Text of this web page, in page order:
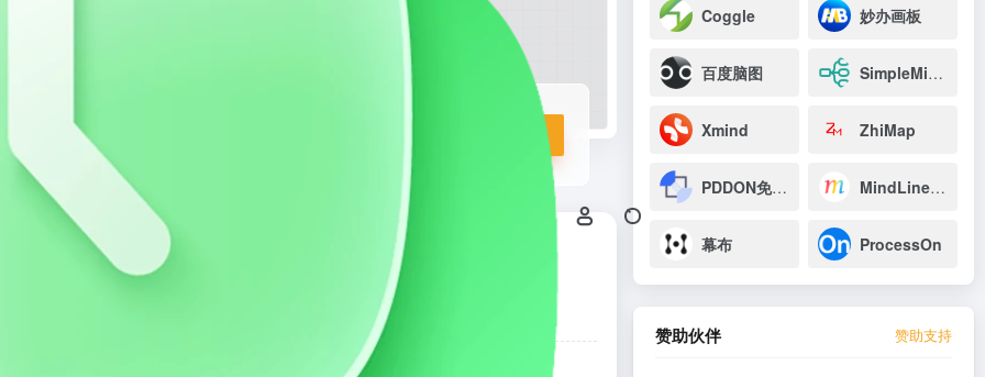
Coggle 妙办画板
百度脑图 SimpleMindMap
Xmind ZhiMap
PDDON免费画图 MindLine思维导图
幕布 ProcessOn
赞助伙伴 赞助支持